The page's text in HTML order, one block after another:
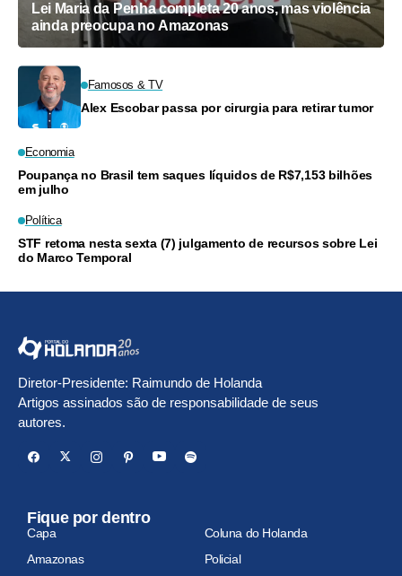
Lei Maria da Penha completa 20 anos, mas violência
ainda preocupa no Amazonas
Famosos & TV
Alex Escobar passa por cirurgia para retirar tumor
Economia
Poupança no Brasil tem saques líquidos de R$7,153 bilhões
em julho
Política
STF retoma nesta sexta (7) julgamento de recursos sobre Lei
do Marco Temporal
Diretor-Presidente: Raimundo de Holanda
Artigos assinados são de responsabilidade de seus
autores.
Fique por dentro
Capa
Coluna do Holanda
Amazonas
Policial